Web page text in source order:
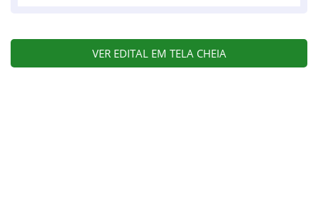
VER EDITAL EM TELA CHEIA